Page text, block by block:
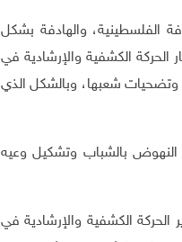
الفلسطينية، والهادفة بشكل
الحركة الكشفية والإرشادية في
شعبها، وبالشكل الذي
النهوض بالشباب وتشكيل وعيه
الحركة الكشفية والإرشادية في